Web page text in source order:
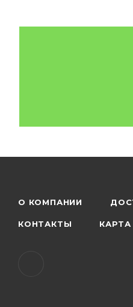
О КОМПАНИИ
КОНТАКТЫ